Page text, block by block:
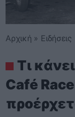
Αρχική » Ειδήσεις
Τι
Café